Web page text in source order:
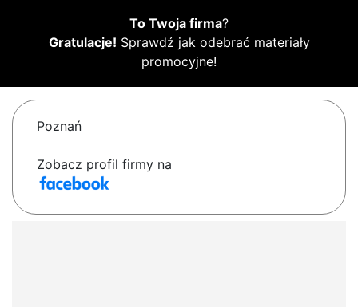
To Twoja firma?
Gratulacje! Sprawdź jak odebrać materiały
promocyjne!
Poznań
Zobacz profil firmy na